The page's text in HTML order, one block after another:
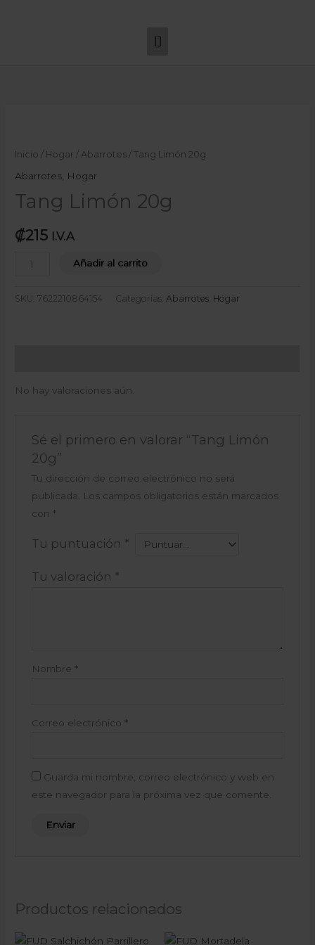
principal
Inicio / Hogar /Abarrotes / Tang Limón 20g
Abarrotes Hogar
Tang Limón 20g
₡215 I.V.A
20g
cantidad
Añadir al carrito
SKU:7622210864154 Categorías:Abarrotes Hogar
No hay valoraciones aún.
Sé el primero en valorar “Tang Limón
20g”
Tu dirección de correo electrónico no será
publicada.
Los campos obligatorios están marcados
con *
Tu puntuación *
Tu valoración *
Nombre *
Correo electrónico *
Guarda mi nombre, correo electrónico y web en
este navegador para la próxima vez que comente.
Productos relacionados